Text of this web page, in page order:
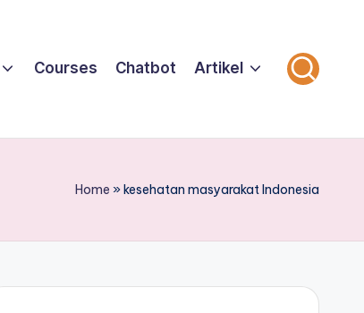
Courses Chatbot Artikel
Home »kesehatan masyarakat Indonesia